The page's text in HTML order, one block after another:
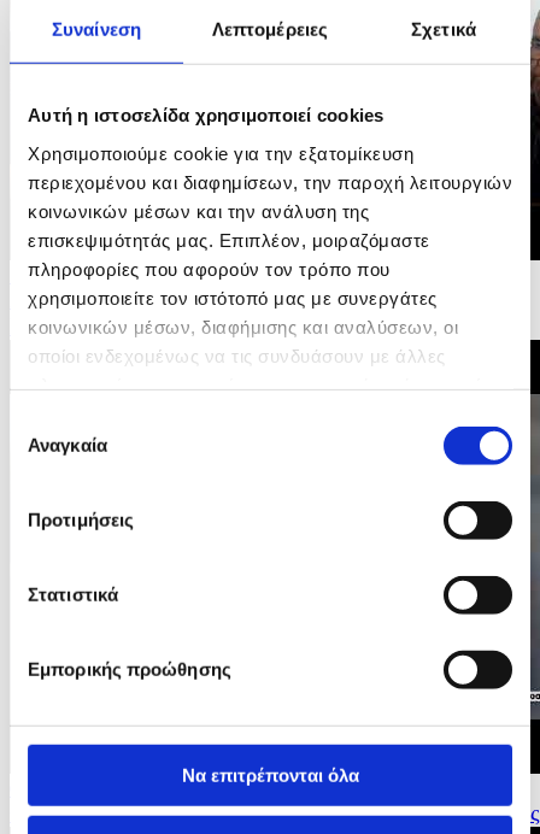
Συναίνεση Λεπτομέρειες Σχετικά
Αυτή η ιστοσελίδα χρησιμοποιεί cookies
Χρησιμοποιούμε cookie για την εξατομίκευση
περιεχομένου και διαφημίσεων, την παροχή λειτουργιών
κοινωνικών μέσων και την ανάλυση της
επισκεψιμότητάς μας. Επιπλέον, μοιραζόμαστε
πληροφορίες που αφορούν τον τρόπο που
χρησιμοποιείτε τον ιστότοπό μας με συνεργάτες
κοινωνικών μέσων, διαφήμισης και αναλύσεων, οι
οποίοι ενδεχομένως να τις συνδυάσουν με άλλες
των υπηρεσιών τους.
συγκατάθεσης
Αναγκαία
Προτιμήσεις
Στατιστικά
Εμπορικής προώθησης
Να επιτρέπονται όλα
10/06/2026 17:44
Δηλώσεις Υπουργού Εσωτερικών απο Συντονιστικό
Κέντρο στις Πλάτρες, στο πλαίσιο άσκησης...
62 χρόνια από την Ημέρα Ίδρυσης της Εθνικής Φρουράς